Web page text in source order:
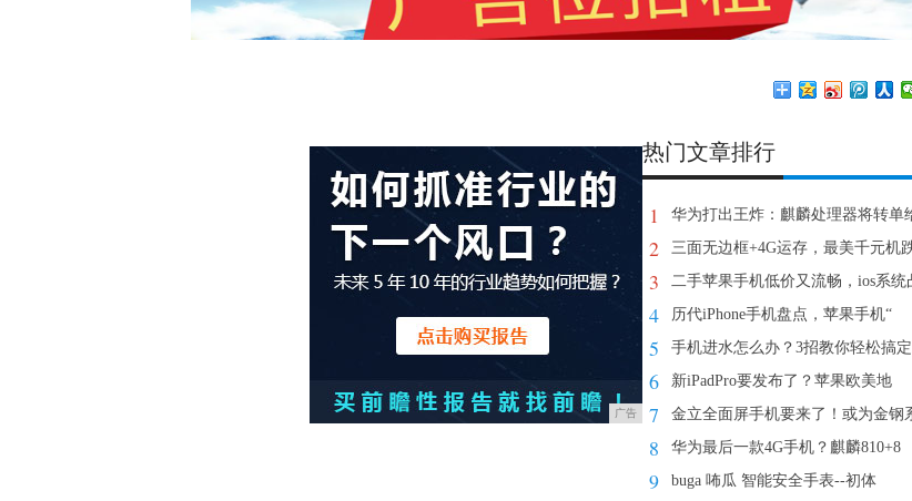
热门文章排行
1 华为打出王炸：麒麟处理器将转单
2 三面无边框+4G运存，最美千元机
3 二手苹果手机低价又流畅，ios系统
4 历代iPhone手机盘点，苹果手机“
5 手机进水怎么办？3招教你轻松搞定
6 新iPadPro要发布了？苹果欧美地
7 金立全面屏手机要来了！或为金钢
8 华为最后一款4G手机？麒麟810+8
9 buga 咘瓜 智能安全手表--初体
广告